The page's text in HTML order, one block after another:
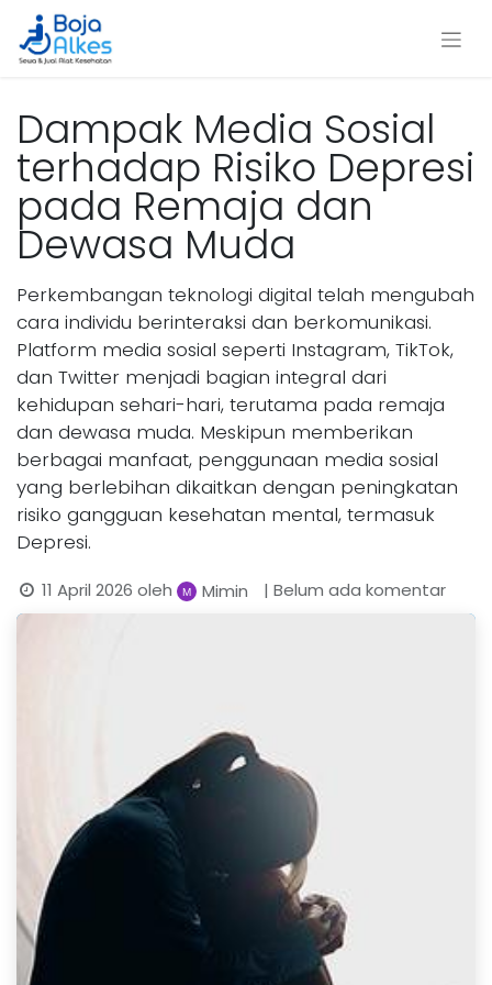
Dampak Media Sosial
terhadap Risiko Depresi
pada Remaja dan
Dewasa Muda
Perkembangan teknologi digital telah mengubah
cara individu berinteraksi dan berkomunikasi.
Platform media sosial seperti Instagram, TikTok,
dan Twitter menjadi bagian integral dari
kehidupan sehari-hari, terutama pada remaja
dan dewasa muda. Meskipun memberikan
berbagai manfaat, penggunaan media sosial
yang berlebihan dikaitkan dengan peningkatan
risiko gangguan kesehatan mental, termasuk
Depresi.
11 April 2026 oleh Mimin | Belum ada komentar